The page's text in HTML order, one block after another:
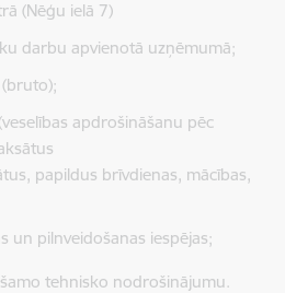
(Nēģu ielā 7)
darbu apvienotā uzņēmumā;
(bruto);
apdrošināšanu pēc
papildus brīvdienas, mācības,
un pilnveidošanas iespējas;
tehnisko nodrošinājumu.